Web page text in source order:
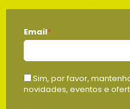
Email*
Sim, por favor,
novidades, eventos e